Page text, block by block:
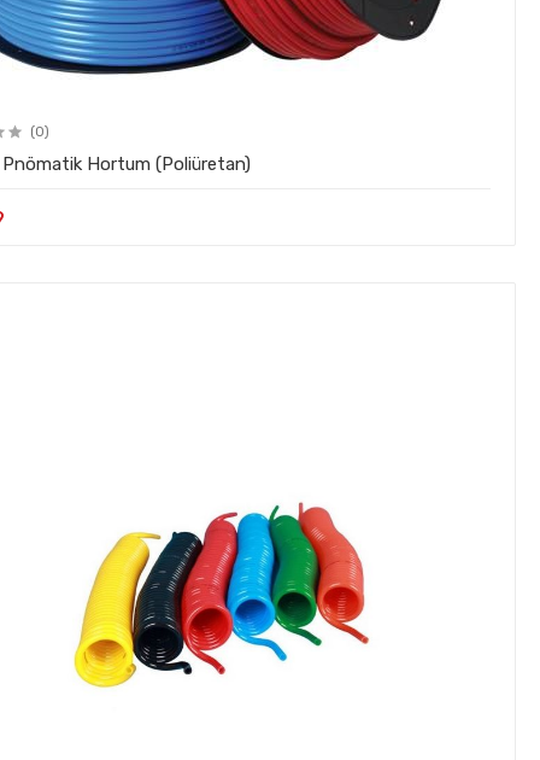
(0)
Hortum (Poliüretan)